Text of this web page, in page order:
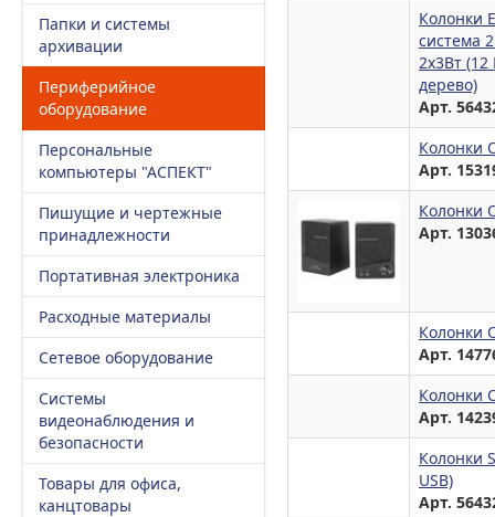
Папки и системы
архивации
Периферийное
оборудование
Персональные
компьютеры "АСПЕКТ"
Пишущие и чертежные
принадлежности
Портативная электроника
Расходные материалы
Сетевое оборудование
Системы
видеонаблюдения и
безопасности
Товары для офиса,
канцтовары
Колонки
система
2х3Вт (12
дерево)
Арт.
Колонки
Арт.
Колонки
Арт.
Колонки
Арт.
Колонки
Арт.
Колонки
USB)
Арт.